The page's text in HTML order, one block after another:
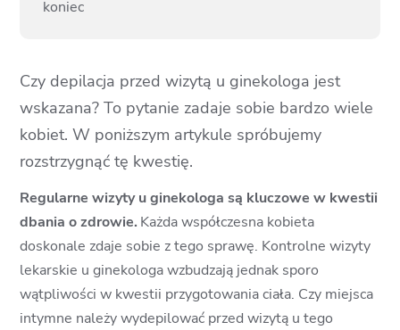
koniec
Czy depilacja przed wizytą u ginekologa jest
wskazana? To pytanie zadaje sobie bardzo wiele
kobiet. W poniższym artykule spróbujemy
rozstrzygnąć tę kwestię.
Regularne wizyty u ginekologa są kluczowe w kwestii
dbania o zdrowie. Każda współczesna kobieta
doskonale zdaje sobie z tego sprawę. Kontrolne wizyty
lekarskie u ginekologa wzbudzają jednak sporo
wątpliwości w kwestii przygotowania ciała. Czy miejsca
intymne należy wydepilować przed wizytą u tego